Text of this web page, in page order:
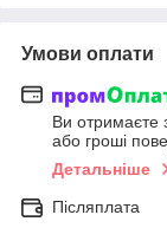
Умови оплати
Ви отримаєте
або гроші
Детальніше
Післяплата